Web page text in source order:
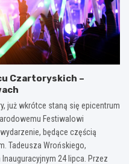
Czartoryskich –
już wkrótce staną się epicentrum
Festiwalowi
będące częścią
Tadeusza Wrońskiego,
24 lipca. Przez